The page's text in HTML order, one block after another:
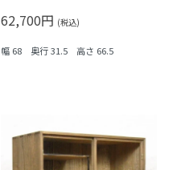
62,700円 (税込)
幅 68 奥行 31.5 高さ 66.5